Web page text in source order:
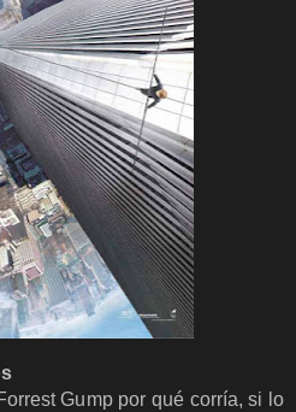
Gump por qué corría, si lo